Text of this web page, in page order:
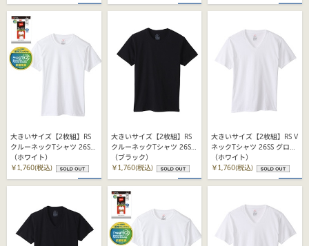
大きいサイズ【2枚組】RS
クルーネックTシャツ 26SS
グローバルバリューライン
ヘインズ(HM1EY702)
（ホワイト）
￥1,760(税込)
大きいサイズ【2枚組】RS
クルーネックTシャツ 26SS
グローバルバリューライン
ヘインズ(HM1EY702)
（ブラック）
￥1,760(税込)
大きいサイズ【2枚組】RS V
ネックTシャツ 26SS グロー
バルバリューライン ヘイン
ズ (HM1EY704)
（ホワイト）
￥1,760(税込)